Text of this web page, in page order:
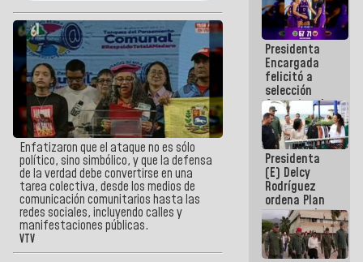
Enfatizaron que el ataque no es sólo
político, sino simbólico, y que la defensa
de la verdad debe convertirse en una
tarea colectiva, desde los medios de
comunicación comunitarios hasta las
redes sociales, incluyendo calles y
manifestaciones públicas.
VTV
un capítulo
decisivo en
la gesta
emancipadora
de nuestra
América
Presidenta
Encargada
felicitó a
selección
femenina de
baloncesto
por su
clasificación
a la
AmeriCup
2027
Presidenta
(E) Delcy
Rodríguez
ordena Plan
maestro de
desarrollo
logístico y
turístico